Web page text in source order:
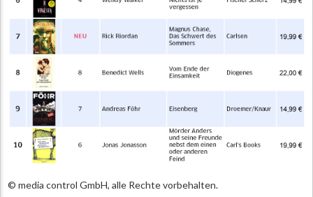
© media control GmbH, alle Rechte vorbehalten.